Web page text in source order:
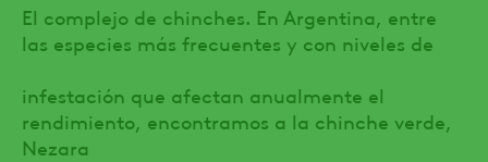
El complejo de chinches. En Argentina, entre
las especies más frecuentes y con niveles de
infestación que afectan anualmente el
rendimiento, encontramos a la chinche verde,
Nezara